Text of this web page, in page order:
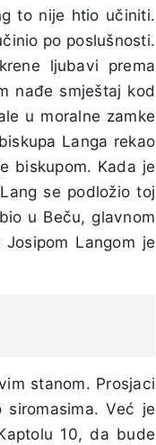
to nije htio učiniti.
po poslušnosti.
ljubavi prema
nađe smještaj kod
u moralne zamke
Langa rekao
biskupom. Kada je
se podložio toj
u Beču, glavnom
Langom je
stanom. Prosjaci
Već je
10, da bude